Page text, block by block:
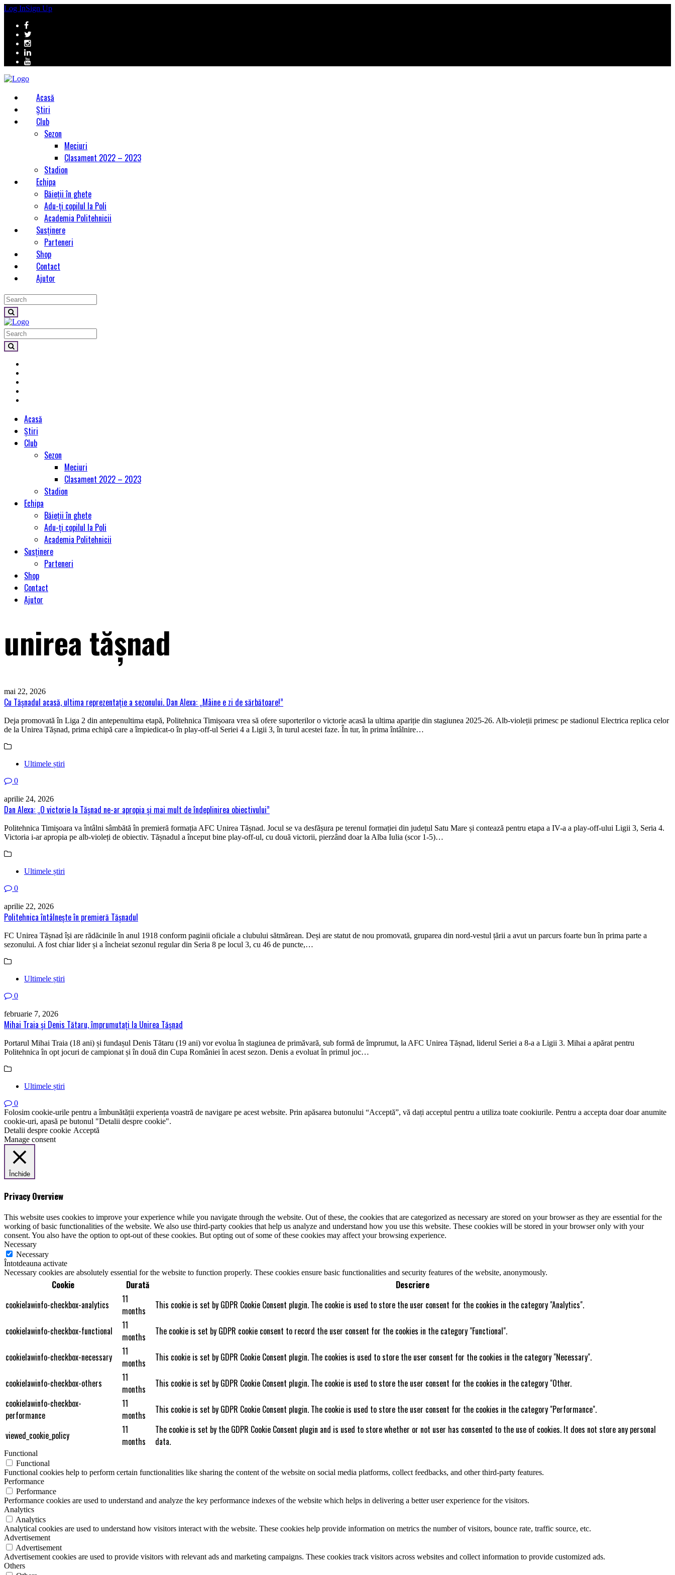
Log InSign Up
Acasă
Știri
Club
Sezon
Meciuri
Clasament 2022 – 2023
Stadion
Echipa
Băieții în ghete
Adu-ți copilul la Poli
Academia Politehnicii
Susținere
Parteneri
Shop
Contact
Ajutor
Acasă
Știri
Club
Sezon
Meciuri
Clasament 2022 – 2023
Stadion
Echipa
Băieții în ghete
Adu-ți copilul la Poli
Academia Politehnicii
Susținere
Parteneri
Shop
Contact
Ajutor
unirea tășnad
mai 22, 2026
Cu Tășnadul acasă, ultima reprezentație a sezonului. Dan Alexa: „Mâine e zi de sărbătoare!”
Deja promovată în Liga 2 din antepenultima etapă, Politehnica Timișoara vrea să ofere suporterilor o victorie acasă la ultima apariție din stagiunea 2025-26. Alb-violeții primesc pe stadionul Electrica replica celor
de la Unirea Tășnad, prima echipă care a împiedicat-o în play-off-ul Seriei 4 a Ligii 3, în turul acestei faze. În tur, în prima întâlnire…
Ultimele știri
0
aprilie 24, 2026
Dan Alexa: „O victorie la Tășnad ne-ar apropia și mai mult de îndeplinirea obiectivului”
Politehnica Timișoara va întâlni sâmbătă în premieră formația AFC Unirea Tășnad. Jocul se va desfășura pe terenul formației din județul Satu Mare și contează pentru etapa a IV-a a play-off-ului Ligii 3, Seria 4.
Victoria i-ar apropia pe alb-violeți de obiectiv. Tășnadul a început bine play-off-ul, cu două victorii, pierzând doar la Alba Iulia (scor 1-5)…
Ultimele știri
0
aprilie 22, 2026
Politehnica întâlnește în premieră Tășnadul
FC Unirea Tășnad își are rădăcinile în anul 1918 conform paginii oficiale a clubului sătmărean. Deși are statut de nou promovată, gruparea din nord-vestul țării a avut un parcurs foarte bun în prima parte a
sezonului. A fost chiar lider și a încheiat sezonul regular din Seria 8 pe locul 3, cu 46 de puncte,…
Ultimele știri
0
februarie 7, 2026
Mihai Traia și Denis Tătaru, împrumutați la Unirea Tășnad
Portarul Mihai Traia (18 ani) și fundașul Denis Tătaru (19 ani) vor evolua în stagiunea de primăvară, sub formă de împrumut, la AFC Unirea Tășnad, liderul Seriei a 8-a a Ligii 3. Mihai a apărat pentru
Politehnica în opt jocuri de campionat și în două din Cupa României în acest sezon. Denis a evoluat în primul joc…
Ultimele știri
0
Folosim cookie-urile pentru a îmbunătății experiența voastră de navigare pe acest website. Prin apăsarea butonului “Acceptă”, vă dați acceptul pentru a utiliza toate cookiurile. Pentru a accepta doar doar anumite
cookie-uri, apasă pe butonul "Detalii despre cookie".
Detalii despre cookie Acceptă
Manage consent
Închide
Privacy Overview
This website uses cookies to improve your experience while you navigate through the website. Out of these, the cookies that are categorized as necessary are stored on your browser as they are essential for the
working of basic functionalities of the website. We also use third-party cookies that help us analyze and understand how you use this website. These cookies will be stored in your browser only with your
consent. You also have the option to opt-out of these cookies. But opting out of some of these cookies may affect your browsing experience.
Necessary
Necessary
Întotdeauna activate
Necessary cookies are absolutely essential for the website to function properly. These cookies ensure basic functionalities and security features of the website, anonymously.
Cookie Durată
Descriere
cookielawinfo-checkbox-analytics
11
months
This cookie is set by GDPR Cookie Consent plugin. The cookie is used to store the user consent for the cookies in the category "Analytics".
cookielawinfo-checkbox-functional
11
months
The cookie is set by GDPR cookie consent to record the user consent for the cookies in the category "Functional".
cookielawinfo-checkbox-necessary
11
months
This cookie is set by GDPR Cookie Consent plugin. The cookies is used to store the user consent for the cookies in the category "Necessary".
cookielawinfo-checkbox-others
11
months
This cookie is set by GDPR Cookie Consent plugin. The cookie is used to store the user consent for the cookies in the category "Other.
cookielawinfo-checkbox-
performance
11
months
This cookie is set by GDPR Cookie Consent plugin. The cookie is used to store the user consent for the cookies in the category "Performance".
viewed_cookie_policy
11
months
The cookie is set by the GDPR Cookie Consent plugin and is used to store whether or not user has consented to the use of cookies. It does not store any personal
data.
Functional
Functional
Functional cookies help to perform certain functionalities like sharing the content of the website on social media platforms, collect feedbacks, and other third-party features.
Performance
Performance
Performance cookies are used to understand and analyze the key performance indexes of the website which helps in delivering a better user experience for the visitors.
Analytics
Analytics
Analytical cookies are used to understand how visitors interact with the website. These cookies help provide information on metrics the number of visitors, bounce rate, traffic source, etc.
Advertisement
Advertisement
Advertisement cookies are used to provide visitors with relevant ads and marketing campaigns. These cookies track visitors across websites and collect information to provide customized ads.
Others